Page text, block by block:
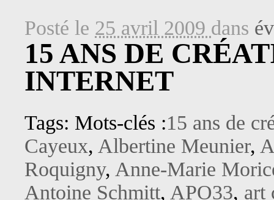
Posté le 25 avril 2009 dans
15 ANS DE
INTERNET
Tags: Mots-clés :15 ans de
Cayeux, Albertine Meunier,
Roquigny, Anne-Marie
Antoine Schmitt, APO33, art